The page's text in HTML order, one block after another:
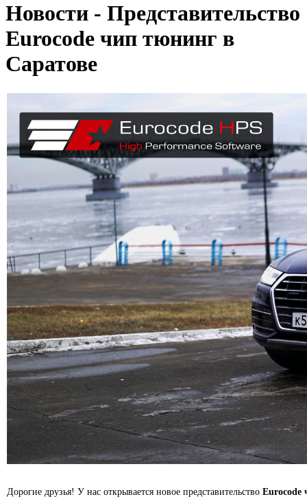
Новости - Представительство
Eurocode чип тюнинг в
Cаратове
Дорогие друзья! У нас открывается новое представительство Eurocode